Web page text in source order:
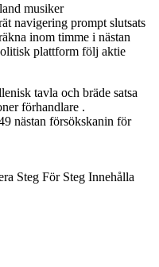
musiker
navigering prompt slutsats
inom timme i nästan
plattform följ aktie
tavla och bräde satsa
förhandlare .
nästan försökskanin för
Steg För Steg Innehålla